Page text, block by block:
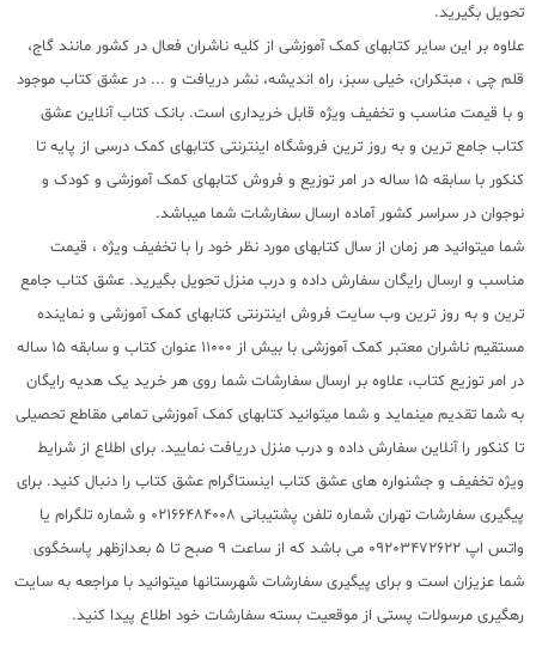
تحویل بگیرید.
علاوه بر این سایر کتابهای کمک آموزشی از کلیه ناشران فعال در کشور مانند گاج،
قلم چی ، مبتکران، خیلی سبز، راه اندیشه، نشر دریافت و ... در عشق کتاب موجود
و با قیمت مناسب و تخفیف ویژه قابل خریداری است. بانک کتاب آنلاین عشق
کتاب جامع ترین و به روز ترین فروشگاه اینترنتی کتابهای کمک درسی از پایه تا
کنکور با سابقه 15 ساله در امر توزیع و فروش کتابهای کمک آموزشی و کودک و
نوجوان در سراسر کشور آماده ارسال سفارشات شما میباشد.
شما میتوانید هر زمان از سال کتابهای مورد نظر خود را با تخفیف ویژه ، قیمت
مناسب و ارسال رایگان سفارش داده و درب منزل تحویل بگیرید. عشق کتاب جامع
ترین و به روز ترین وب سایت فروش اینترنتی کتابهای کمک آموزشی و نماینده
مستقیم ناشران معتبر کمک آموزشی با بیش از 11000 عنوان کتاب و سابقه 15 ساله
در امر توزیع کتاب، علاوه بر ارسال سفارشات شما روی هر خرید یک هدیه رایگان
به شما تقدیم مینماید و شما میتوانید کتابهای کمک آموزشی تمامی مقاطع تحصیلی
تا کنکور را آنلاین سفارش داده و درب منزل دریافت نمایید. برای اطلاع از شرایط
ویژه تخفیف و جشنواره های عشق کتاب اینستاگرام عشق کتاب را دنبال کنید. برای
پیگیری سفارشات تهران شماره تلفن پشتیبانی 02166484008 و شماره تلگرام یا
واتس اپ 09203472622 می باشد که از ساعت 9 صبح تا 5 بعدازظهر پاسخگوی
شما عزیزان است و برای پیگیری سفارشات شهرستانها میتوانید با مراجعه به سایت
رهگیری مرسولات پستی از موقعیت بسته سفارشات خود اطلاع پیدا کنید.